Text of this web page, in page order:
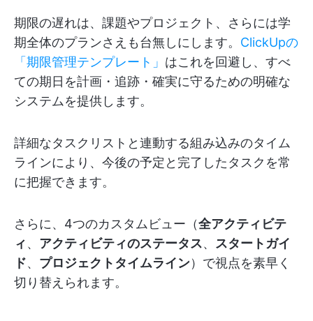
期限の遅れは、課題やプロジェクト、さらには学
期全体のプランさえも台無しにします。 ClickUpの
「期限管理テンプレート」 はこれを回避し、すべ
ての期日を計画・追跡・確実に守るための明確な
システムを提供します。
詳細なタスクリストと連動する組み込みのタイム
ラインにより、今後の予定と完了したタスクを常
に把握できます。
さらに、4つのカスタムビュー（全アクティビテ
ィ、 アクティビティのステータス、 スタートガイ
ド、 プロジェクトタイムライン）で視点を素早く
切り替えられます。